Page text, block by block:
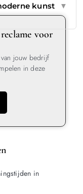
kunst
▼
voor
jouw bedrijf
in deze
in